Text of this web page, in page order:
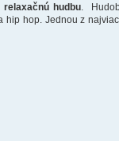
relaxačnú hudbu.
hip hop. Jednou z